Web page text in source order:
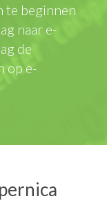
te beginnen
naar e-
de
op e-